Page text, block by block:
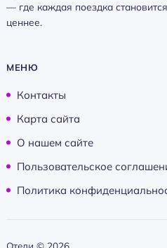
— где каждая поездка
ценнее.
МЕНЮ
Контакты
Карта сайта
О нашем сайте
Пользовательское
Политика
Отели © 2026